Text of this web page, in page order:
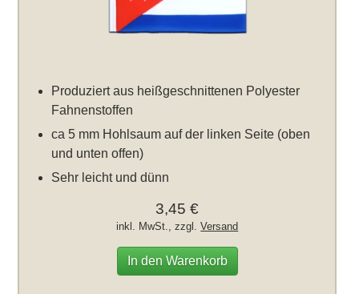
Produziert aus heißgeschnittenen Polyester
Fahnenstoffen
ca 5 mm Hohlsaum auf der linken Seite (oben
und unten offen)
Sehr leicht und dünn
3,45 €
inkl. MwSt., zzgl.Versand
In den Warenkorb